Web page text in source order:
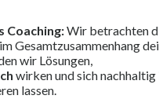
Coaching:Wir betrachten
Gesamtzusammenhang
wir Lösungen,
wirken und sich nachhaltig
lassen.